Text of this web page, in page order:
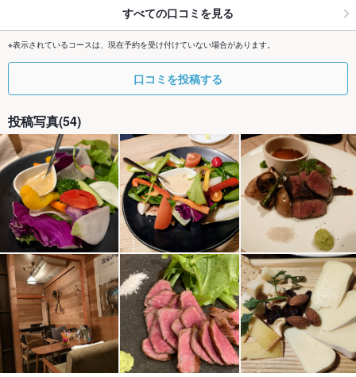
すべての口コミを見る
※表示されているコースは、現在予約を受け付けていない場合があります。
口コミを投稿する
投稿写真(54)